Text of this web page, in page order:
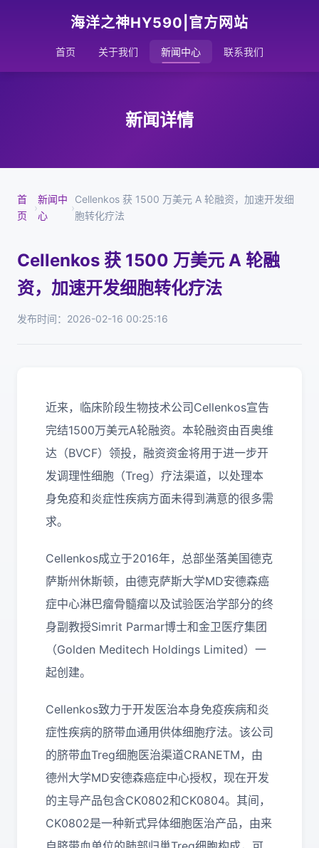
海洋之神HY590|官方网站
首页 关于我们 新闻中心 联系我们
新闻详情
首
页
›
新闻中
心
›
Cellenkos 获 1500 万美元 A 轮融资，加速开发细
胞转化疗法
Cellenkos 获 1500 万美元 A 轮融
资，加速开发细胞转化疗法
发布时间：2026-02-16 00:25:16
近来，临床阶段生物技术公司Cellenkos宣告
完结1500万美元A轮融资。本轮融资由百奥维
达（BVCF）领投，融资资金将用于进一步开
发调理性细胞（Treg）疗法渠道，以处理本
身免疫和炎症性疾病方面未得到满意的很多需
求。
Cellenkos成立于2016年，总部坐落美国德克
萨斯州休斯顿，由德克萨斯大学MD安德森癌
症中心淋巴瘤骨髓瘤以及试验医治学部分的终
身副教授Simrit Parmar博士和金卫医疗集团
（Golden Meditech Holdings Limited）一
起创建。
Cellenkos致力于开发医治本身免疫疾病和炎
症性疾病的脐带血通用供体细胞疗法。该公司
的脐带血Treg细胞医治渠道CRANETM，由
德州大学MD安德森癌症中心授权，现在开发
的主导产品包含CK0802和CK0804。其间，
CK0802是一种新式异体细胞医治产品，由来